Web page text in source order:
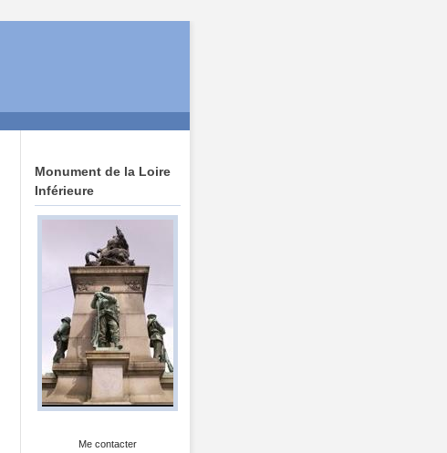
Monument de la Loire
Inférieure
Me contacter